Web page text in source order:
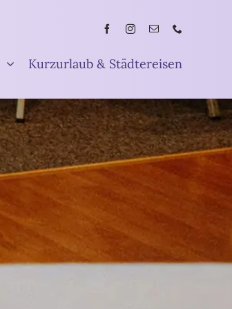
Kurzurlaub & Städtereisen